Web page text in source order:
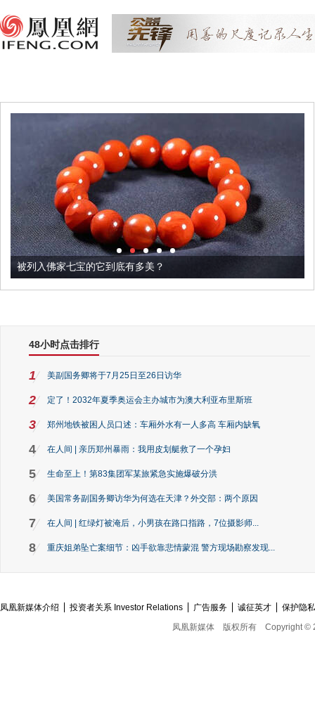
被列入佛家七宝的它到底有多美？
48小时点击排行
1 美副国务卿将于7月25日至26日访华
2 定了！2032年夏季奥运会主办城市为澳大利亚布里斯班
3 郑州地铁被困人员口述：车厢外水有一人多高 车厢内缺氧
4 在人间 | 亲历郑州暴雨：我用皮划艇救了一个孕妇
5 生命至上！第83集团军某旅紧急实施爆破分洪
6 美国常务副国务卿访华为何选在天津？外交部：两个原因
7 在人间 | 红绿灯被淹后，小男孩在路口指路，7位摄影师...
8 重庆姐弟坠亡案细节：凶手欲靠悲情蒙混 警方现场勘察发现...
凤凰新媒体介绍 投资者关系 Investor Relations 广告服务 诚征英才
保护隐
凤凰新媒体
版权所有 Copyright ©